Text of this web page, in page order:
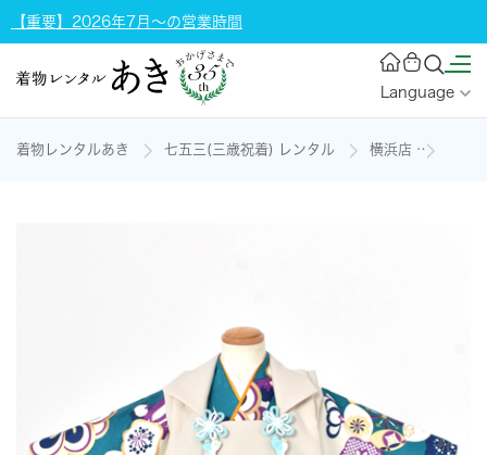
【重要】2026年7月～の営業時間
Language
着物レンタルあき 七五三(三歳祝着) レンタル 横浜店